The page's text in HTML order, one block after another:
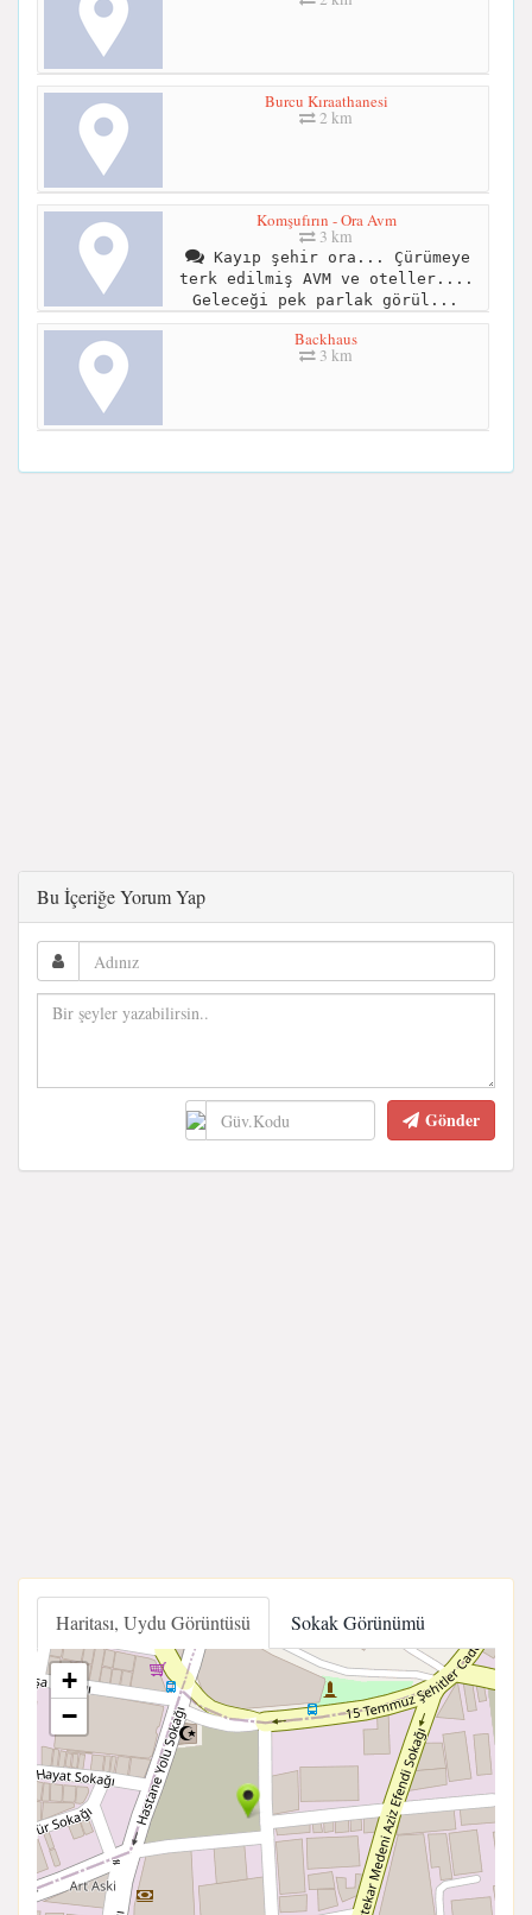
Burcu Kıraathanesi
2 km
Komşufırın - Ora Avm
3 km
Kayıp şehir ora... Çürümeye
terk edilmiş AVM ve oteller....
Geleceği pek parlak görül...
Backhaus
3 km
Bu İçeriğe Yorum Yap
Gönder
Haritası, Uydu Görüntüsü Sokak Görünümü
+
−